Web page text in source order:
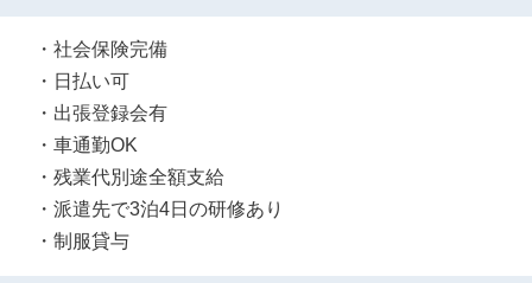
・社会保険完備
・日払い可
・出張登録会有
・車通勤OK
・残業代別途全額支給
・派遣先で3泊4日の研修あり
・制服貸与